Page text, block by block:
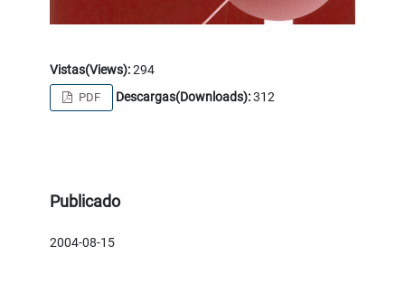
Vistas(Views):294
PDF Descargas(Downloads):312
Publicado
2004-08-15